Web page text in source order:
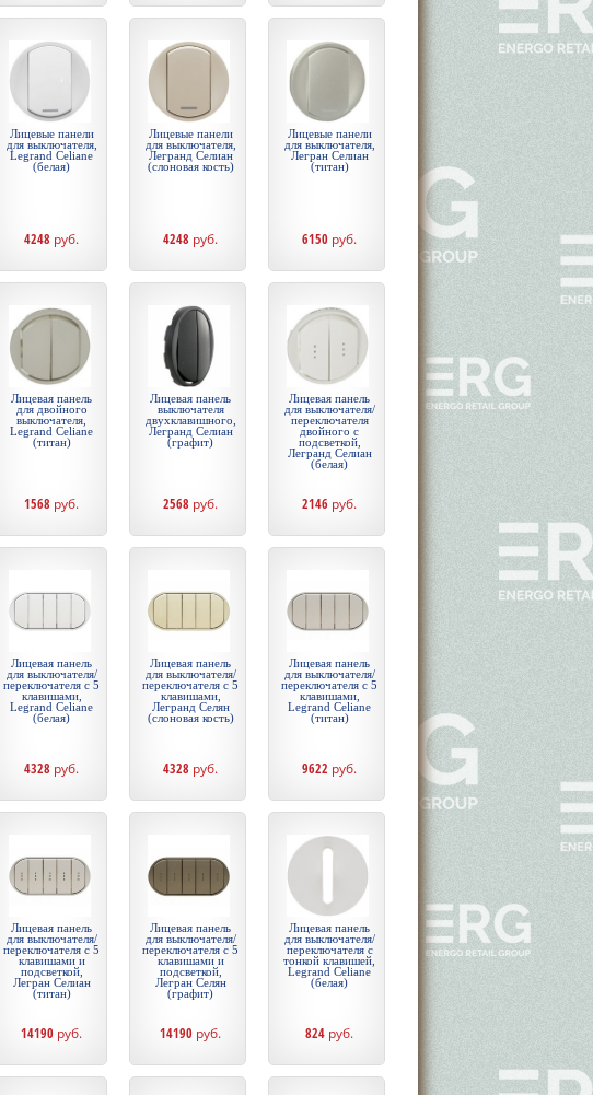
Лицевые панели
для выключателя,
Legrand Celiane
(белая)
4248 руб.
Лицевые панели
для выключателя,
Легранд Селиан
(слоновая кость)
4248 руб.
Лицевые панели
для выключателя,
Легран Селиан
(титан)
6150 руб.
Лицевая панель
для двойного
выключателя,
Legrand Celiane
(титан)
1568 руб.
Лицевая панель
выключателя
двухклавишного,
Легранд Селиан
(графит)
2568 руб.
Лицевая панель
для выключателя/
переключателя
двойного с
подсветкой,
Легранд Селиан
(белая)
2146 руб.
Лицевая панель
для выключателя/
переключателя с 5
клавишами,
Legrand Celiane
(белая)
4328 руб.
Лицевая панель
для выключателя/
переключателя с 5
клавишами,
Легранд Селян
(слоновая кость)
4328 руб.
Лицевая панель
для выключателя/
переключателя с 5
клавишами,
Legrand Celiane
(титан)
9622 руб.
Лицевая панель
для выключателя/
переключателя с 5
клавишами и
подсветкой,
Легран Селиан
(титан)
14190 руб.
Лицевая панель
для выключателя/
переключателя с 5
клавишами и
подсветкой,
Легран Селян
(графит)
14190 руб.
Лицевая панель
для выключателя/
переключателя с
тонкой клавишей,
Legrand Celiane
(белая)
824 руб.